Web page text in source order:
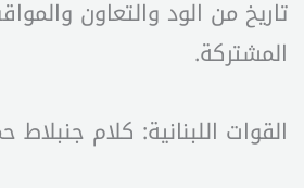
تاريخ من الود والتعاون
المشتركة.
القوات اللبنانية: كلام جنبلاط